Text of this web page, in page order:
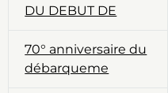
DU DEBUT DE
70° anniversaire du
débarqueme